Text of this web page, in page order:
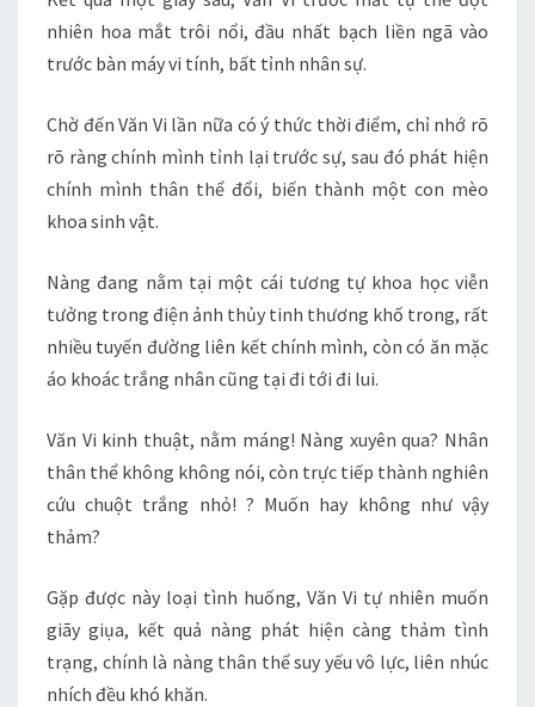
nhiên hoa mắt trôi nổi, đầu nhất bạch liền ngã vào
trước bàn máy vi tính, bất tỉnh nhân sự.
Chờ đến Văn Vi lần nữa có ý thức thời điểm, chỉ nhớ rõ
rõ ràng chính mình tỉnh lại trước sự, sau đó phát hiện
chính mình thân thể đổi, biến thành một con mèo
khoa sinh vật.
Nàng đang nằm tại một cái tương tự khoa học viễn
tưởng trong điện ảnh thủy tinh thương khố trong, rất
nhiều tuyến đường liên kết chính mình, còn có ăn mặc
áo khoác trắng nhân cũng tại đi tới đi lui.
Văn Vi kinh thuật, nằm máng! Nàng xuyên qua? Nhân
thân thể không không nói, còn trực tiếp thành nghiên
cứu chuột trắng nhỏ! ? Muốn hay không như vậy
thảm?
Gặp được này loại tình huống, Văn Vi tự nhiên muốn
giãy giụa, kết quả nàng phát hiện càng thảm tình
trạng, chính là nàng thân thể suy yếu vô lực, liên nhúc
nhích đều khó khăn.